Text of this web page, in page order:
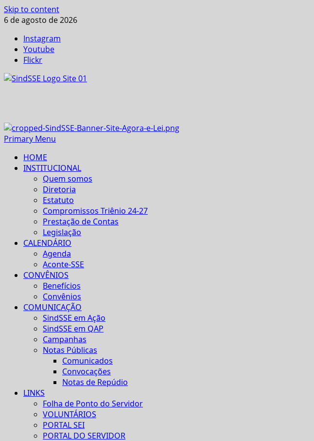
Skip to content
6 de agosto de 2026
Instagram
Youtube
Flickr
Primary Menu
HOME
INSTITUCIONAL
Quem somos
Diretoria
Estatuto
Compromissos Triênio 24-27
Prestação de Contas
Legislação
CALENDÁRIO
Agenda
Aconte-SSE
CONVÊNIOS
Benefícios
Convênios
COMUNICAÇÃO
SindSSE em Ação
SindSSE em QAP
Campanhas
Notas Públicas
Comunicados
Convocações
Notas de Repúdio
LINKS
Folha de Ponto do Servidor
VOLUNTÁRIOS
PORTAL SEI
PORTAL DO SERVIDOR